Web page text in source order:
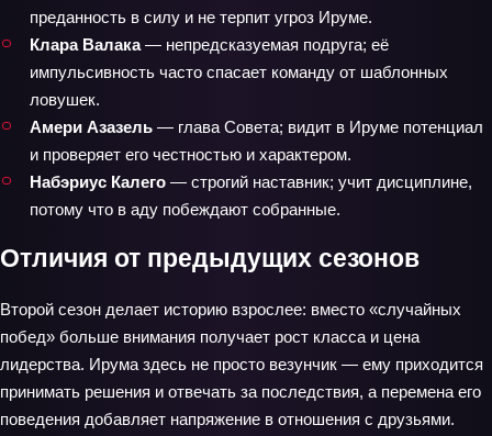
преданность в силу и не терпит угроз Ируме.
Клара Валака— непредсказуемая подруга; её
импульсивность часто спасает команду от шаблонных
ловушек.
Амери Азазель — глава Совета; видит в Ируме потенциал
и проверяет его честностью и характером.
Набэриус Калего — строгий наставник; учит дисциплине,
потому что в аду побеждают собранные.
Отличия от предыдущих сезонов
Второй сезон делает историю взрослее: вместо «случайных
побед» больше внимания получает рост класса и цена
лидерства. Ирума здесь не просто везунчик — ему приходится
принимать решения и отвечать за последствия, а перемена его
поведения добавляет напряжение в отношения с друзьями.